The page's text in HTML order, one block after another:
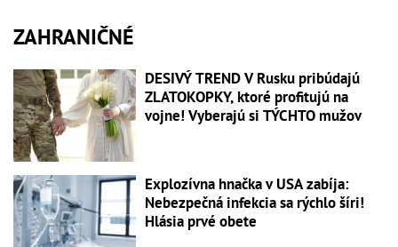
ZAHRANIČNÉ
DESIVÝ TREND V Rusku pribúdajú
ZLATOKOPKY, ktoré profitujú na
vojne! Vyberajú si TÝCHTO mužov
Explozívna hnačka v USA zabíja:
Nebezpečná infekcia sa rýchlo šíri!
Hlásia prvé obete